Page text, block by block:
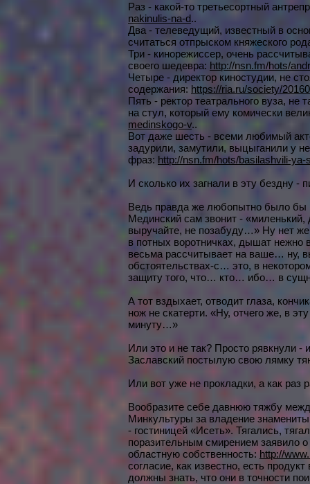
Раз - какой-то третьесортный
nakinulis-na-d..
Два - телеведущий, известный в
считаться отпрыском княжеского
Три - кинорежиссер, очень
своего шедевра: http://nsn.fm/hots/
Четыре - директор киностудии, не
содержания: https://ria.ru/society/
Пять - ректор театрального вуза, не
на стул, который ему комически
medinskogo-v..
Вот даже шесть - всеми любимый
задурили, замутили, выцыганили у
фраз: http://nsn.fm/hots/basilashvili-
И сколько их загнали в эту бездну -
Ведь правда же любопытно было бы
Мединский сам звонит - «миленький,
выручайте, не позабуду…» Ну нет
в потных воротничках, дышат нежно
весьма рассчитывает на ваше… ну,
обстоятельствах-с… это, в
защиту того, что… кто… ибо… в
А тот вздыхает, отводит глаза,
нож не скатерти. «Ну, отчего же, в
минуту…»
Или это и не так? Просто рявкнули
Заславский постылую свою лямку
Или вот уже не прокладки, а как раз
Вообразите себе давнюю тяжбу
Минкультуры за владение
- гостиницей «Исеть». Тягались,
поразительным смирением заявило
областную собственность: http://
согласие, как известно, есть
должны знать, что они в точности